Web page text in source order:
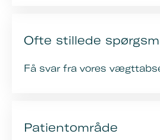
Ofte stillede
Få svar fra vores
Patientområde